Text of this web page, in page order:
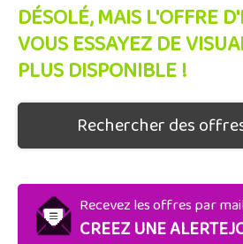
DÉSOLÉ, MAIS L'OFFRE
VOUS ESSAYEZ DE
PLUS DISPONIBLE !
Rechercher des
Recevez les offres par
CREEZ UNE